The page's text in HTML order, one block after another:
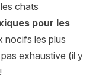
chats
pour les
nocifs les plus
exhaustive (il y